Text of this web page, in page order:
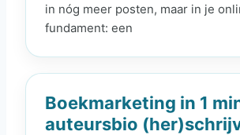
in nóg meer posten, maar in je
fundament: een
Boekmarketing in 1
auteursbio